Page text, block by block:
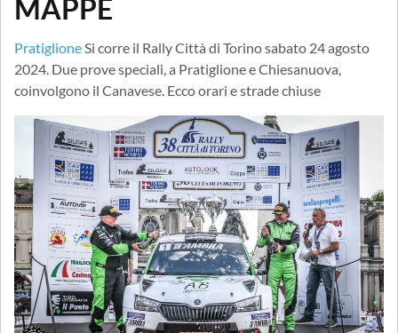
MAPPE
Pratiglione Si corre il Rally Città di Torino sabato 24 agosto
2024. Due prove speciali, a Pratiglione e Chiesanuova,
coinvolgono il Canavese. Ecco orari e strade chiuse